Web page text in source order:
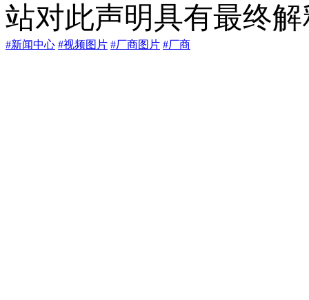
站对此声明具有最终
#新闻中心 #视频图片 #厂商图片 #厂商